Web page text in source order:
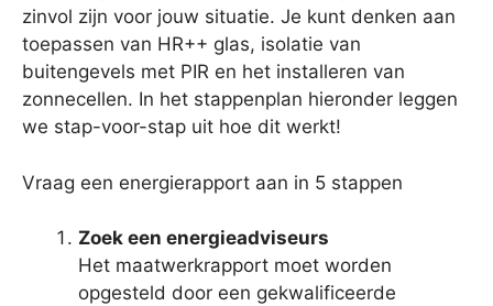
zinvol zijn voor jouw situatie. Je kunt denken aan
toepassen van HR++ glas, isolatie van
buitengevels met PIR en het installeren van
zonnecellen. In het stappenplan hieronder leggen
we stap-voor-stap uit hoe dit werkt!
Vraag een energierapport aan in 5 stappen
Zoek een energieadviseurs
Het maatwerkrapport moet worden
opgesteld door een gekwalificeerde